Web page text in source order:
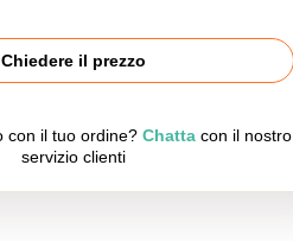
Chiedere il prezzo
con il tuo ordine? Chattacon il nostro
servizio clienti